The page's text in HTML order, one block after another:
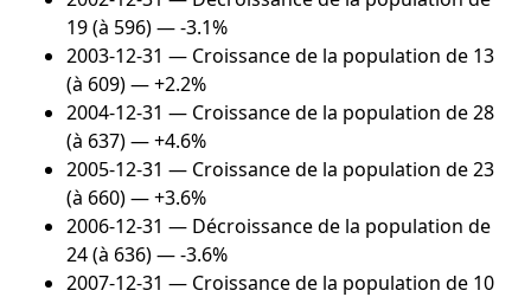
19 (à 596) — -3.1%
2003-12-31 — Croissance de la population de 13
(à 609) — +2.2%
2004-12-31 — Croissance de la population de 28
(à 637) — +4.6%
2005-12-31 — Croissance de la population de 23
(à 660) — +3.6%
2006-12-31 — Décroissance de la population de
24 (à 636) — -3.6%
2007-12-31 — Croissance de la population de 10